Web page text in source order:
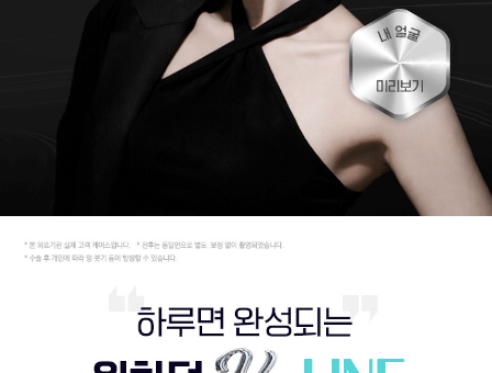
내
얼굴
V라인
미리보기